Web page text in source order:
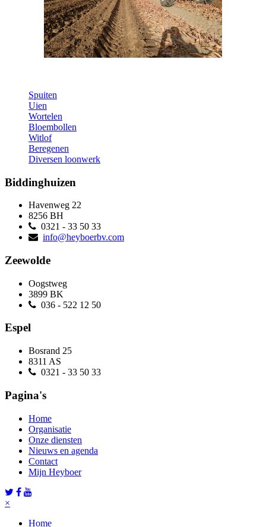
Spuiten
Uien
Wortelen
Bloembollen
Witlof
Beregenen
Diversen loonwerk
Biddinghuizen
Havenweg 22
8256 BH
0321 - 33 50 33
info@heyboerbv.com
Zeewolde
Oogstweg
3899 BK
036 - 522 12 50
Espel
Bosrand 25
8311 AS
0321 - 33 50 33
Pagina's
Home
Organisatie
Onze diensten
Nieuws en agenda
Contact
Mijn Heyboer
×
Home